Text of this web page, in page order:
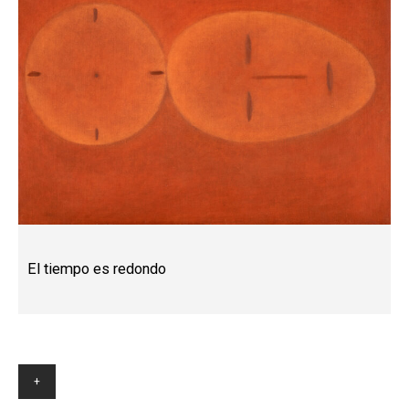
El tiempo es redondo
+